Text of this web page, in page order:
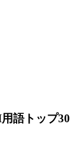
語トップ30